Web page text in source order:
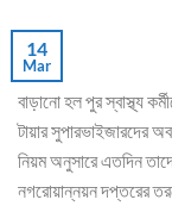
14
Mar
বাড়ানো হল পুর স্বাস্থ্য
টায়ার সুপারভাইজারদের
নিয়ম অনুসারে এতদিন
নগরোয়ান্নয়ন দপ্তরের